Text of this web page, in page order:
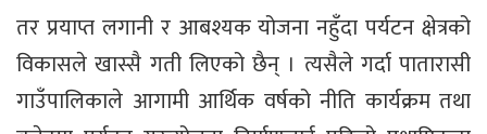
तर प्रयाप्त लगानी र आबश्यक योजना नहुँदा पर्यटन क्षेत्रको
विकासले खास्सै गती लिएको छैन् । त्यसैले गर्दा पातारासी
गाउँपालिकाले आगामी आर्थिक वर्षको नीति कार्यक्रम तथा